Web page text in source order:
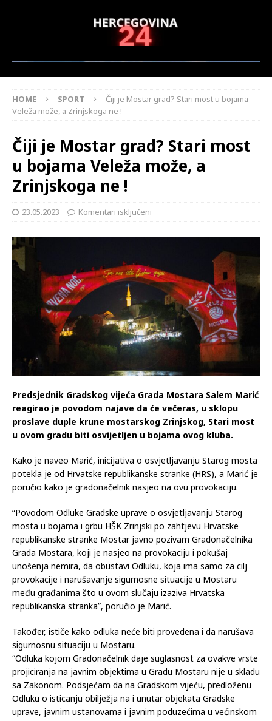
HOME SPORT
Čiji je Mostar grad? Stari most u bojama
Veleža može, a Zrinjskoga ne !
Čiji je Mostar grad? Stari most
u bojama Veleža može, a
Zrinjskoga ne !
Predsjednik Gradskog vijeća Grada Mostara Salem Marić
proslave duple krune mostarskog Zrinjskog, Stari most
u ovom gradu biti osvijetljen u bojama ovog kluba.
potekla je od Hrvatske republikanske stranke (HRS), a Marić je
poručio kako je gradonačelnik nasjeo na ovu provokaciju.
“Povodom Odluke Gradske uprave o osvjetljavanju Starog
mosta u bojama i grbu HŠK Zrinjski po zahtjevu Hrvatske
republikanske stranke Mostar javno pozivam Gradonačelnika
Grada Mostara, koji je nasjeo na provokaciju i pokušaj
unošenja nemira, da obustavi Odluku, koja ima samo za cilj
među građanima što u ovom slučaju izaziva Hrvatska
republikanska stranka”, poručio je Marić.
Također, ističe kako odluka neće biti provedena i da narušava
sigurnosnu situaciju u Mostaru.
“Odluka kojom Gradonačelnik daje suglasnost za ovakve vrste
projiciranja na javnim objektima u Gradu Mostaru nije u skladu